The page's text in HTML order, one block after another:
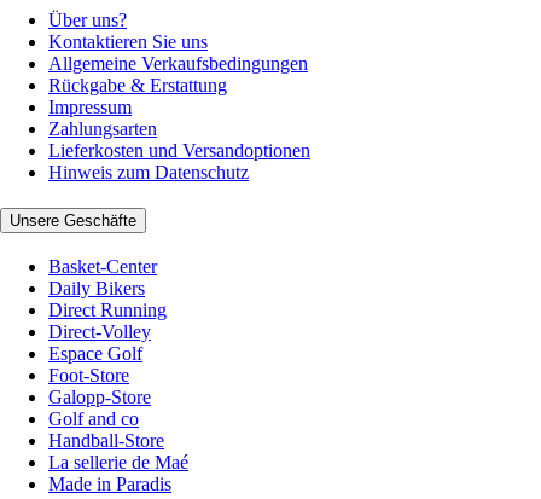
Über uns?
Kontaktieren Sie uns
Allgemeine Verkaufsbedingungen
Rückgabe & Erstattung
Impressum
Zahlungsarten
Lieferkosten und Versandoptionen
Hinweis zum Datenschutz
Unsere Geschäfte
Basket-Center
Daily Bikers
Direct Running
Direct-Volley
Espace Golf
Foot-Store
Galopp-Store
Golf and co
Handball-Store
La sellerie de Maé
Made in Paradis